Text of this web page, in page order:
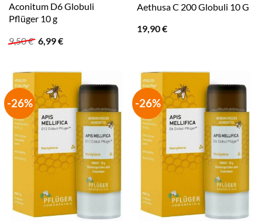
Aconitum D6 Globuli
Pflüger 10 g
9,50€ Ursprünglicher
Preis
9,50 €
6,99€Aktueller
Aethusa C 200 Globuli 10 G
19,90€
-26% -26%